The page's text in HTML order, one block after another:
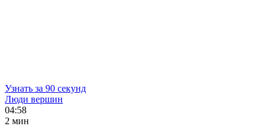
Узнать за 90 секунд
Люди вершин
04:58
2 мин